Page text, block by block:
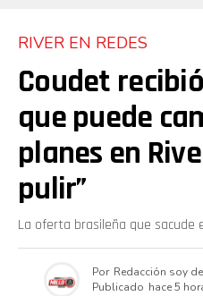
RIVER EN REDES
Coudet
que puede
planes en
pulir”
La oferta brasileña que sacude
Por Redacción soy
Publicado hace 5